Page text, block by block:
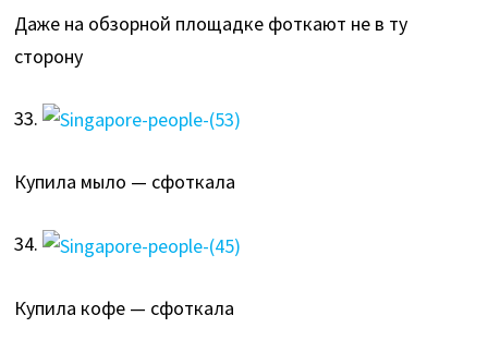
Даже на обзорной площадке фоткают не в ту
сторону
33.
Купила мыло — сфоткала
34.
Купила кофе — сфоткала